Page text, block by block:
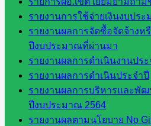
รายงานการใช้จ่ายเงินงบปร
รายงานผลการจัดซื้อจัดจ้างห
ปีงบประมาณที่ผ่านมา
รายงานผลการดำเนินงานปร
รายงานผลการดำเนินประจำปี
รายงานผลการบริหารและพั
ปีงบประมาณ 2564
รายงานผลตามนโยบาย No
โรงเรียน
ในสังกัด
สพป.สระแก้ว
เขต 1
โรงเรียน
ในสังกัด
สพป.สระแก้ว
เขต 2